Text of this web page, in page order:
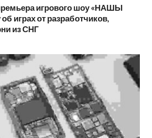
игрового шоу «НАШЫ
играх от разработчиков,
из СНГ